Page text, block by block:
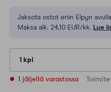
Jaksota ostot eriin Elpyn
Maksa alk. 24,10 EUR/kk. Lue
1 kpl
1 jäljellä varastossa